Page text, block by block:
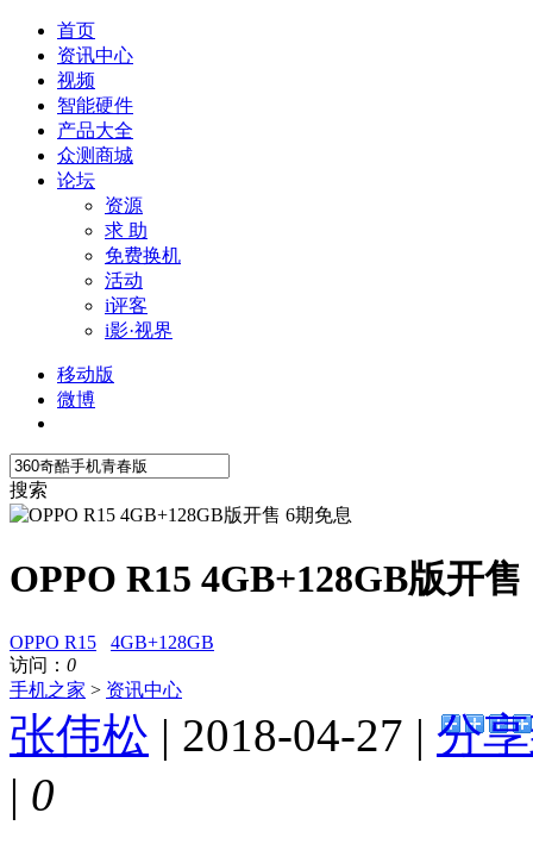
首页
资讯中心
视频
智能硬件
产品大全
众测商城
论坛
资源
求 助
免费换机
活动
i评客
i影·视界
移动版
微博
搜索
OPPO R15 4GB+128GB版开
OPPO R15
4GB+128GB
访问： 0
手机之家 > 资讯中心
张伟松 | 2018-04-27 | 分
| 0